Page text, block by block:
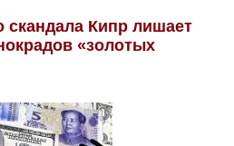
скандала Кипр лишает
«золотых